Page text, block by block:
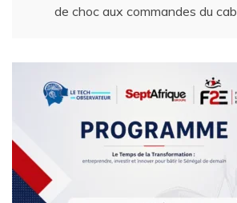
de choc aux commandes du